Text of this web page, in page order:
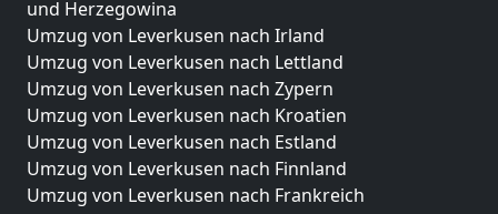
und Herzegowina
Umzug von Leverkusen nach Irland
Umzug von Leverkusen nach Lettland
Umzug von Leverkusen nach Zypern
Umzug von Leverkusen nach Kroatien
Umzug von Leverkusen nach Estland
Umzug von Leverkusen nach Finnland
Umzug von Leverkusen nach Frankreich